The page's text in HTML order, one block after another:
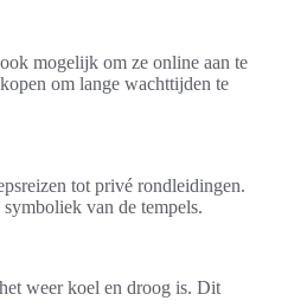
mogelijk om ze online aan te
om lange wachttijden te
tot privé rondleidingen.
van de tempels.
weer koel en droog is. Dit